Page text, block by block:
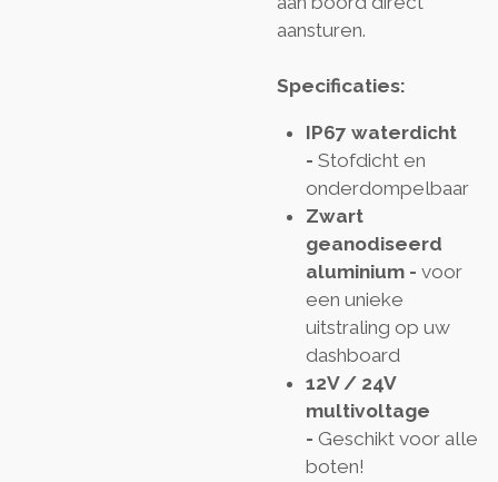
aansturen.
Specificaties:
IP67 waterdicht
- Stofdicht en
onderdompelbaar
Zwart
geanodiseerd
aluminium - voor
een unieke
uitstraling op uw
dashboard
12V / 24V
multivoltage
- Geschikt voor alle
boten!